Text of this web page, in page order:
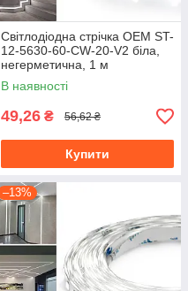
Світлодіодна стрічка OEM ST-
12-5630-60-CW-20-V2 біла,
негерметична, 1 м
В наявності
49,26 ₴ 56,62 ₴
Купити
–13%